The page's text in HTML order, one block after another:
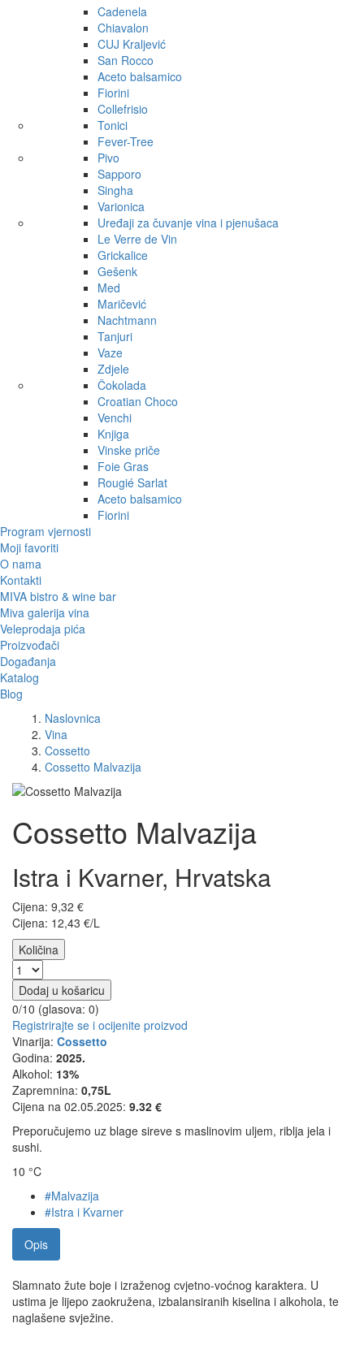
Cadenela
Chiavalon
CUJ Kraljević
San Rocco
Aceto balsamico
Fiorini
Collefrisio
Tonici
Fever-Tree
Pivo
Sapporo
Singha
Varionica
Uređaji za čuvanje vina i pjenušaca
Le Verre de Vin
Grickalice
Gešenk
Med
Maričević
Nachtmann
Tanjuri
Vaze
Zdjele
Čokolada
Croatian Choco
Venchi
Knjiga
Vinske priče
Foie Gras
Rougié Sarlat
Aceto balsamico
Fiorini
Program vjernosti
Moji favoriti
O nama
Kontakti
MIVA bistro & wine bar
Miva galerija vina
Veleprodaja pića
Proizvođači
Događanja
Katalog
Blog
Naslovnica
Vina
Cossetto
Cossetto Malvazija
Cossetto Malvazija
Istra i Kvarner, Hrvatska
Cijena: 9,32 €
Cijena: 12,43 €/L
Količina
Dodaj u košaricu
0/10 (glasova: 0)
Registrirajte se i ocijenite proizvod
Vinarija: Cossetto
Godina: 2025.
Alkohol: 13%
Zapremnina: 0,75L
Cijena na 02.05.2025: 9.32 €
Preporučujemo uz blage sireve s maslinovim uljem, riblja jela i
sushi.
10 °C
#Malvazija
#Istra i Kvarner
Opis
Slamnato žute boje i izraženog cvjetno-voćnog karaktera. U
ustima je lijepo zaokružena, izbalansiranih kiselina i alkohola, te
naglašene svježine.